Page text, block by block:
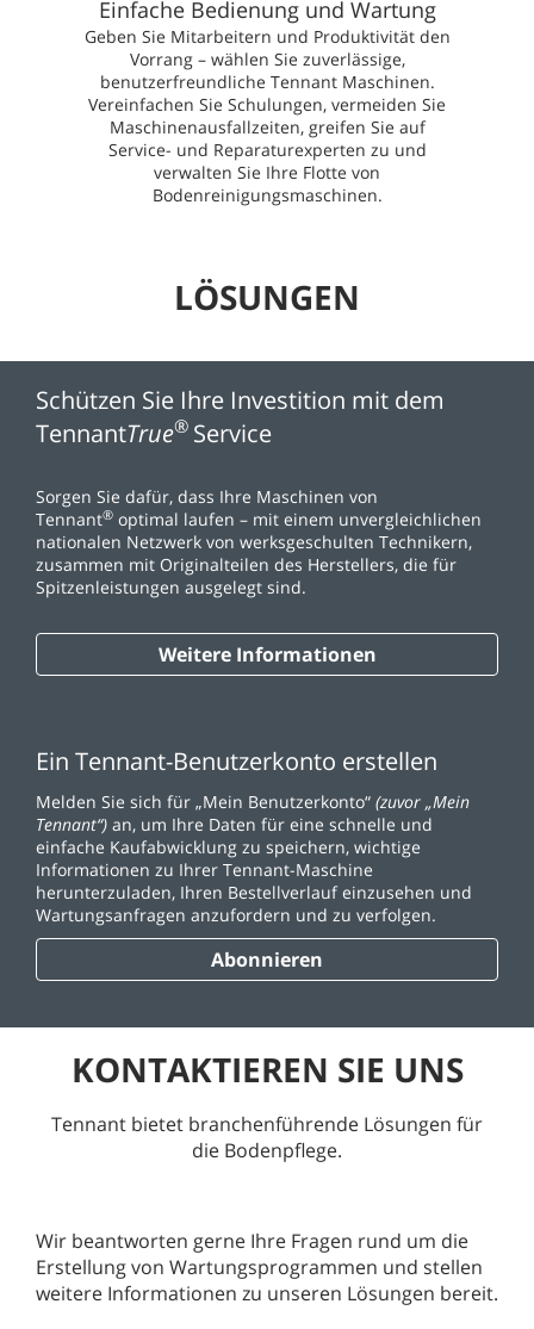
Einfache Bedienung und Wartung
Geben Sie Mitarbeitern und Produktivität den
Vorrang – wählen Sie zuverlässige,
benutzerfreundliche Tennant Maschinen.
Vereinfachen Sie Schulungen, vermeiden Sie
Maschinenausfallzeiten, greifen Sie auf
Service- und Reparaturexperten zu und
verwalten Sie Ihre Flotte von
Bodenreinigungsmaschinen.
LÖSUNGEN
Schützen Sie Ihre Investition mit dem
TennantTrue® Service
Sorgen Sie dafür, dass Ihre Maschinen von
Tennant® optimal laufen – mit einem unvergleichlichen
nationalen Netzwerk von werksgeschulten Technikern,
zusammen mit Originalteilen des Herstellers, die für
Spitzenleistungen ausgelegt sind.
Weitere Informationen
Ein Tennant-Benutzerkonto erstellen
Melden Sie sich für „Mein Benutzerkonto“ (zuvor „Mein
Tennant“) an, um Ihre Daten für eine schnelle und
einfache Kaufabwicklung zu speichern, wichtige
Informationen zu Ihrer Tennant-Maschine
herunterzuladen, Ihren Bestellverlauf einzusehen und
Wartungsanfragen anzufordern und zu verfolgen.
Abonnieren
KONTAKTIEREN SIE UNS
Tennant bietet branchenführende Lösungen für
die Bodenpflege.
Wir beantworten gerne Ihre Fragen rund um die
Erstellung von Wartungsprogrammen und stellen
weitere Informationen zu unseren Lösungen bereit.